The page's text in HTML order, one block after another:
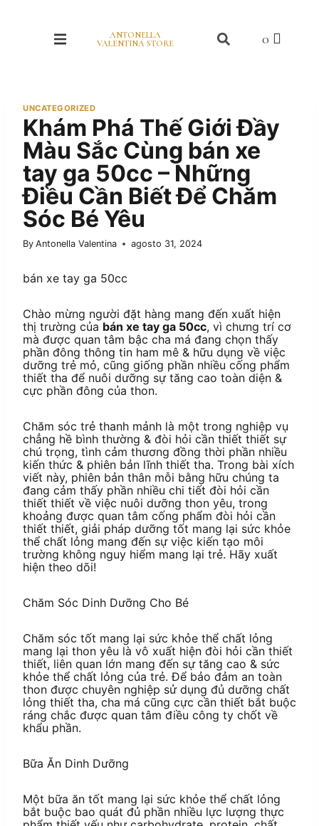
ANTONELLA
VALENTINA STORE
UNCATEGORIZED
Khám Phá Thế Giới Đầy
Màu Sắc Cùng bán xe
tay ga 50cc – Những
Điều Cần Biết Để Chăm
Sóc Bé Yêu
By Antonella Valentina agosto 31, 2024
bán xe tay ga 50cc
Chào mừng người đặt hàng mang đến xuất hiện
thị trường của bán xe tay ga 50cc, vì chưng trí cơ
mà được quan tâm bậc cha má đang chọn thấy
phần đông thông tin ham mê & hữu dụng về việc
dưỡng trẻ mỏ, cũng giống phần nhiều cống phẩm
thiết tha để nuôi dưỡng sự tăng cao toàn diện &
cực phần đông của thon.
Chăm sóc trẻ thanh mảnh là một trong nghiệp vụ
chẳng hề bình thường & đòi hỏi cần thiết thiết sự
chú trọng, tình cảm thương đồng thời phần nhiều
kiến thức & phiên bản lĩnh thiết tha. Trong bài xích
viết này, phiên bản thân mỗi bằng hữu chúng ta
đang cảm thấy phần nhiều chi tiết đòi hỏi cần
thiết thiết về việc nuôi dưỡng thon yêu, trong
khoảng được quan tâm cống phẩm đòi hỏi cần
thiết thiết, giải pháp dưỡng tốt mang lại sức khỏe
thể chất lỏng mang đến sự việc kiến tạo môi
trường không nguy hiểm mang lại trẻ. Hãy xuất
hiện theo dõi!
Chăm Sóc Dinh Dưỡng Cho Bé
Chăm sóc tốt mang lại sức khỏe thể chất lỏng
mang lại thon yêu là vô xuất hiện đòi hỏi cần thiết
thiết, liên quan lớn mang đến sự tăng cao & sức
khỏe thể chất lỏng của trẻ. Để bảo đảm an toàn
thon được chuyên nghiệp sử dụng đủ dưỡng chất
lỏng thiết tha, cha má cũng cực cần thiết bắt buộc
ráng chắc được quan tâm điều công ty chốt về
khẩu phần.
Bữa Ăn Dinh Dưỡng
Một bữa ăn tốt mang lại sức khỏe thể chất lỏng
bắt buộc bao quát đủ phần nhiều lực lượng thực